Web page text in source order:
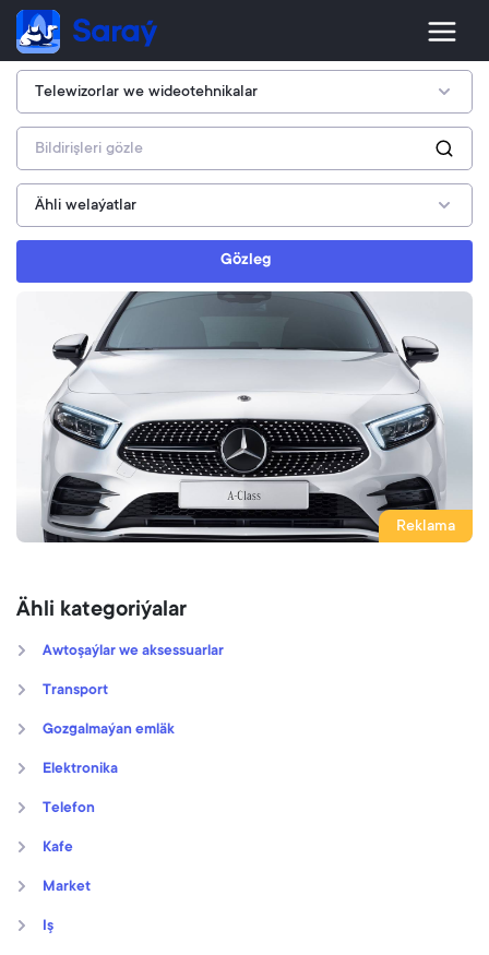
Gözleg
Reklama
Ähli kategoriýalar
Awtoşaýlar we aksessuarlar
Transport
Gozgalmaýan emläk
Elektronika
Telefon
Kafe
Market
Iş